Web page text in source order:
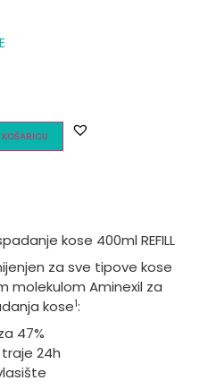
kose 400ml REFILL
za sve tipove kose
Aminexil za
kose1:
47%
traje 24h